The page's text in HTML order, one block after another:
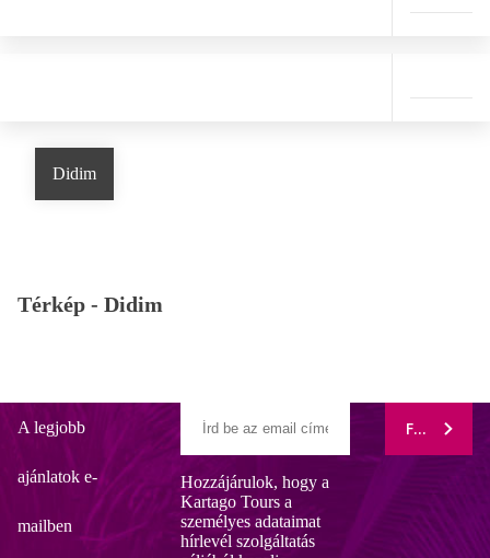
Didim
Térkép - Didim
A legjobb
ajánlatok e-
mailben
Hozzájárulok, hogy a
Kartago Tours a
személyes adataimat
hírlevél szolgáltatás